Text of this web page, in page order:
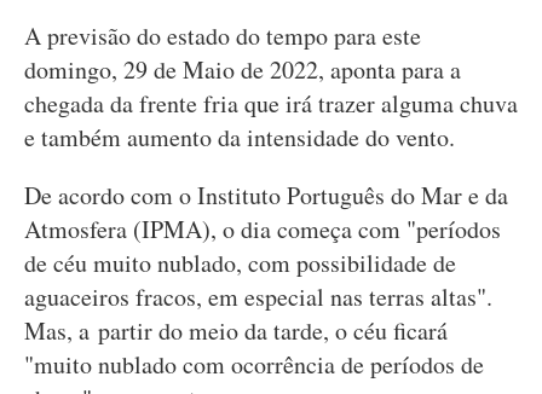
A previsão do estado do tempo para este
domingo, 29 de Maio de 2022, aponta para a
chegada da frente fria que irá trazer alguma chuva
e também aumento da intensidade do vento.
De acordo com o Instituto Português do Mar e da
Atmosfera (IPMA), o dia começa com "períodos
de céu muito nublado, com possibilidade de
aguaceiros fracos, em especial nas terras altas".
Mas, a partir do meio da tarde, o céu ficará
"muito nublado com ocorrência de períodos de